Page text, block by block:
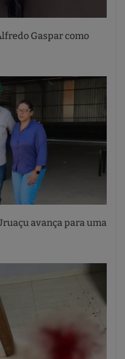
Gaspar como
avança para uma